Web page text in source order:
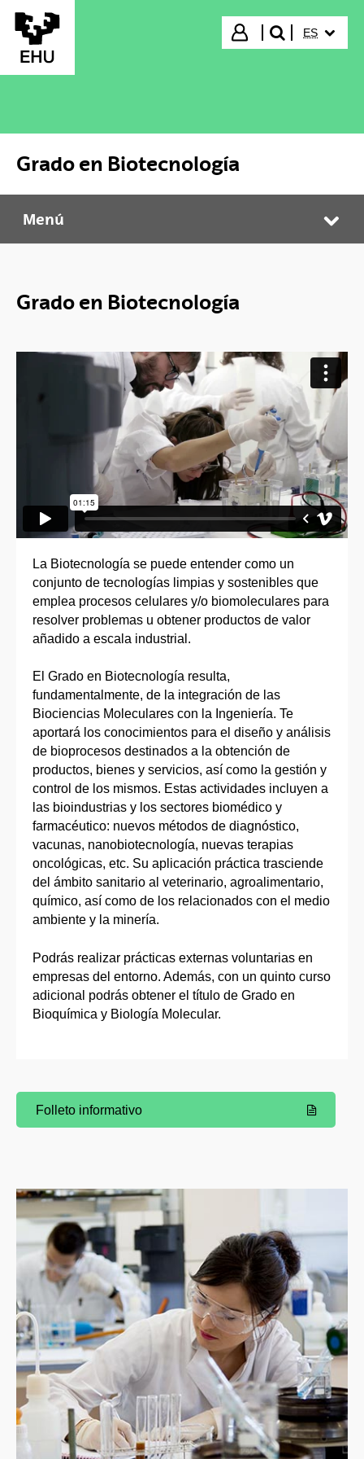
Saltar al contenido principal
Iniciar sesión
buscar"
ES
Grado en Biotecnología
Grado en Biotecnología
Menú
Grado en Biotecnología
La Biotecnología se puede entender como un
conjunto de tecnologías limpias y sostenibles que
emplea procesos celulares y/o biomoleculares para
resolver problemas u obtener productos de valor
añadido a escala industrial.
El Grado en Biotecnología resulta,
fundamentalmente, de la integración de las
Biociencias Moleculares con la Ingeniería. Te
aportará los conocimientos para el diseño y análisis
de bioprocesos destinados a la obtención de
productos, bienes y servicios, así como la gestión y
control de los mismos. Estas actividades incluyen a
las bioindustrias y los sectores biomédico y
farmacéutico: nuevos métodos de diagnóstico,
vacunas, nanobiotecnología, nuevas terapias
oncológicas, etc. Su aplicación práctica trasciende
del ámbito sanitario al veterinario, agroalimentario,
químico, así como de los relacionados con el medio
ambiente y la minería.
Podrás realizar prácticas externas voluntarias en
empresas del entorno. Además, con un quinto curso
adicional podrás obtener el título de Grado en
Bioquímica y Biología Molecular.
(Abre una nueva ventana)
Folleto informativo